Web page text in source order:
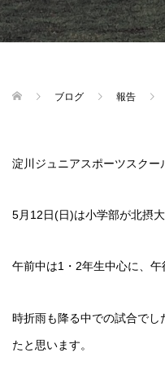
ブログ 報告
淀川ジュニアスポーツスクー
5月12日(日)は小学部が北摂大
午前中は1・2年生中心に、
時折雨も降る中での試合で
たと思います。